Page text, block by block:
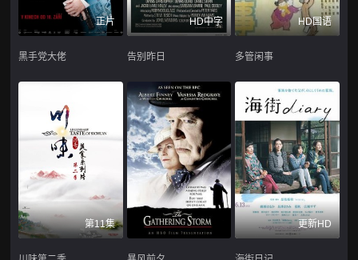
正片
黑手党大佬
HD中字
告别昨日
HD国语
多管闲事
第11集 更新HD